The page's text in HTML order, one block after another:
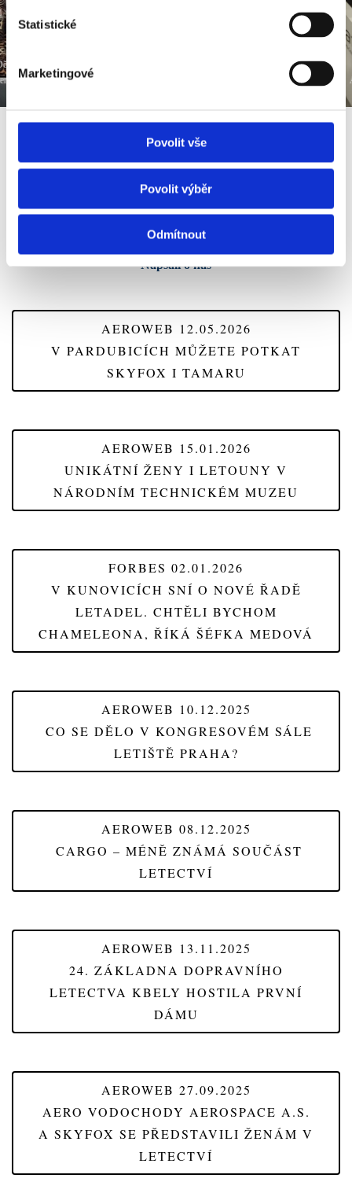
Statistické
Marketingové
Povolit vše
Povolit výběr
Odmítnout
žen v letectví .
VÍCE FOTOGRAFIÍ Z NAŠICH
SETKÁNÍ
Napsali o nás
AEROWEB 12.05.2026
V PARDUBICÍCH MŮŽETE POTKAT
SKYFOX I TAMARU
AEROWEB 15.01.2026
UNIKÁTNÍ ŽENY I LETOUNY V
NÁRODNÍM TECHNICKÉM MUZEU
FORBES 02.01.2026
V KUNOVICÍCH SNÍ O NOVÉ ŘADĚ
LETADEL. CHTĚLI BYCHOM
CHAMELEONA, ŘÍKÁ ŠÉFKA MEDOVÁ
AEROWEB 10.12.2025
CO SE DĚLO V KONGRESOVÉM SÁLE
LETIŠTĚ PRAHA?
AEROWEB 08.12.2025
CARGO – MÉNĚ ZNÁMÁ SOUČÁST
LETECTVÍ
AEROWEB 13.11.2025
24. ZÁKLADNA DOPRAVNÍHO
LETECTVA KBELY HOSTILA PRVNÍ
DÁMU
AEROWEB 27.09.2025
AERO VODOCHODY AEROSPACE A.S.
A SKYFOX SE PŘEDSTAVILI ŽENÁM V
LETECTVÍ